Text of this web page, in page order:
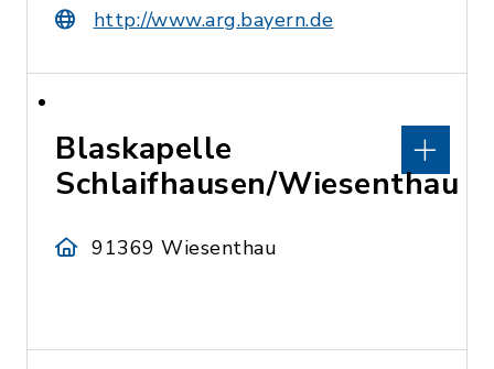
http://www.arg.bayern.de
Blaskapelle
Schlaifhausen/Wiesenthau
91369 Wiesenthau